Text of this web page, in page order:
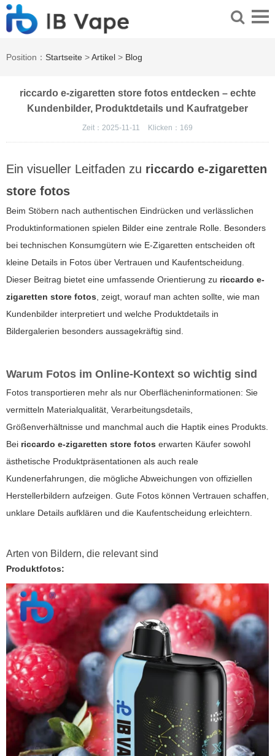
Position： Startseite >Artikel > Blog
riccardo e-zigaretten store fotos entdecken – echte
Kundenbilder, Produktdetails und Kaufratgeber
Zeit：2025-11-11 Klicken： 169
Ein visueller Leitfaden zu riccardo e-zigaretten
store fotos
Beim Stöbern nach authentischen Eindrücken und verlässlichen
Produktinformationen spielen Bilder eine zentrale Rolle. Besonders
bei technischen Konsumgütern wie E-Zigaretten entscheiden oft
kleine Details in Fotos über Vertrauen und Kaufentscheidung.
Dieser Beitrag bietet eine umfassende Orientierung zu riccardo e-
zigaretten store fotos, zeigt, worauf man achten sollte, wie man
Kundenbilder interpretiert und welche Produktdetails in
Bildergalerien besonders aussagekräftig sind.
Warum Fotos im Online-Kontext so wichtig sind
Fotos transportieren mehr als nur Oberflächeninformationen: Sie
vermitteln Materialqualität, Verarbeitungsdetails,
Größenverhältnisse und manchmal auch die Haptik eines Produkts.
Bei riccardo e-zigaretten store fotos erwarten Käufer sowohl
ästhetische Produktpräsentationen als auch reale
Kundenerfahrungen, die mögliche Abweichungen von offiziellen
Herstellerbildern aufzeigen. Gute Fotos können Vertrauen schaffen,
unklare Details aufklären und die Kaufentscheidung erleichtern.
Arten von Bildern, die relevant sind
Produktfotos: